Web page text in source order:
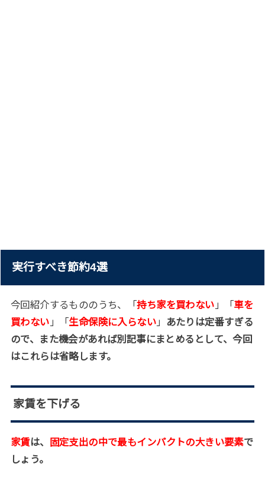
実行すべき節約4選
今回紹介するもののうち、「持ち家を買わない 」「車を
買わない 」「生命保険に入らない 」 あたりは定番すぎる
ので、また機会があれば別記事にまとめるとして、今回
はこれらは省略します。
家賃を下げる
家賃は、 固定支出の中で最もインパクトの大きい要素で
しょう。